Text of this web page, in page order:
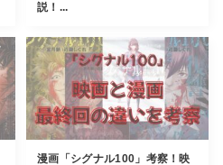
説！...
漫画「シグナル100」考察！映